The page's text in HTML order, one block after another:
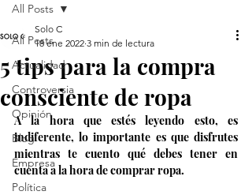
All Posts
Actualidad
Controversia
Opinión
Blog
Empresa
Política
All Posts
5 tips para la compra
consciente de ropa
Solo C
18 ene 2022 3 min de lectura
A la hora que estés leyendo esto, es
indiferente, lo importante es que disfrutes
mientras te cuento qué debes tener en
cuenta a la hora de comprar ropa.